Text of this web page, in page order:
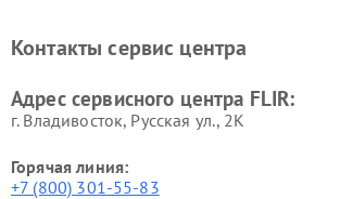
Контакты сервис центра
Адрес сервисного центра FLIR:
г. Владивосток, Русская ул., 2К
Горячая линия:
+7 (800) 301-55-83